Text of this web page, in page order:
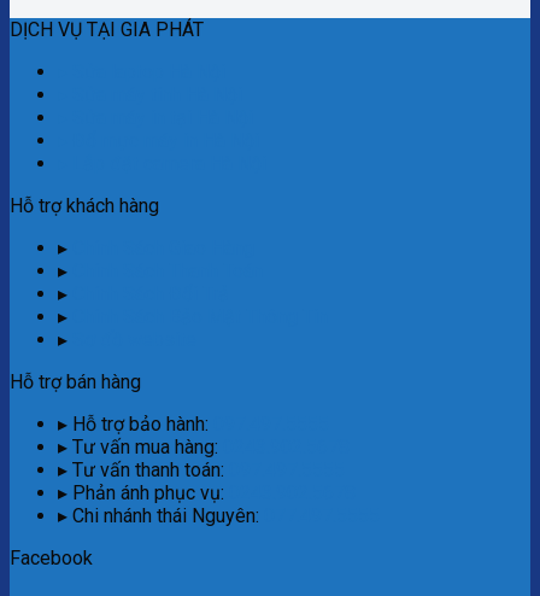
DỊCH VỤ TẠI GIA PHÁT
Hỗ trợ khách hàng
▸
▸
▸
▸
▸
Hỗ trợ bán hàng
▸ Hỗ trợ bảo hành:
▸ Tư vấn mua hàng:
▸ Tư vấn thanh toán:
▸ Phản ánh phục vụ:
▸ Chi nhánh thái Nguyên:
Facebook